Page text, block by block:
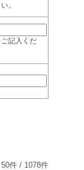
。
記入くだ
50件 / 1078件